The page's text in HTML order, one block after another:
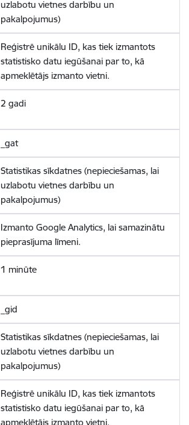
uzlabotu vietnes darbību un
pakalpojumus)
Reģistrē unikālu ID, kas tiek izmantots
statistisko datu iegūšanai par to, kā
apmeklētājs izmanto vietni.
2 gadi
_gat
Statistikas sīkdatnes (nepieciešamas, lai
uzlabotu vietnes darbību un
pakalpojumus)
Izmanto Google Analytics, lai samazinātu
pieprasījuma līmeni.
1 minūte
_gid
Statistikas sīkdatnes (nepieciešamas, lai
uzlabotu vietnes darbību un
pakalpojumus)
Reģistrē unikālu ID, kas tiek izmantots
statistisko datu iegūšanai par to, kā
apmeklētājs izmanto vietni.